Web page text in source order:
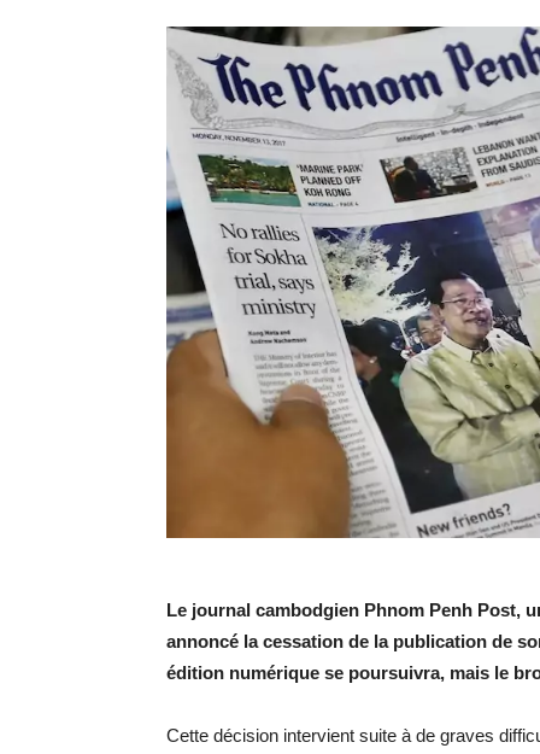
Le journal cambodgien Phnom Penh Post,
annoncé la cessation de la publication de
édition numérique se poursuivra, mais le
Cette décision intervient suite à de graves